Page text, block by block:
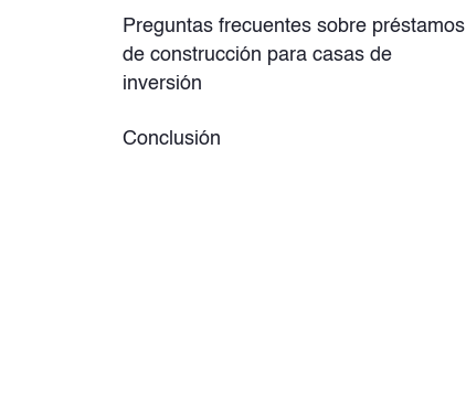
Preguntas frecuentes sobre préstamos
de construcción para casas de
inversión
Conclusión